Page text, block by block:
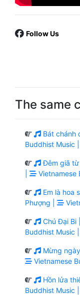
Follow Us
The same
Bát chánh
Buddhist Music |
Đêm giã từ
Vietnamese
Em là hoa
Phượng |
Chú Đại Bi |
Buddhist Music |
Mừng
Vietnamese
Hồn lửa
Buddhist Music |